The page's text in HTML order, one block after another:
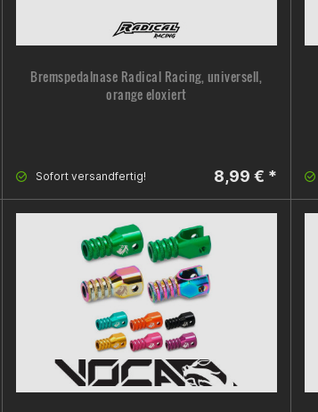
Bremspedalnase Radical Racing, universell,
orange eloxiert
Sofort versandfertig! 8,99 € *